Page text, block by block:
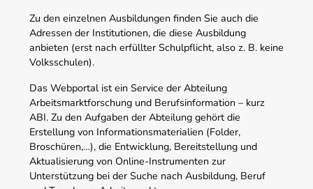
Zu den einzelnen Ausbildungen finden Sie auch die
Adressen der Institutionen, die diese Ausbildung
anbieten (erst nach erfüllter Schulpflicht, also z. B. keine
Volksschulen).
Das Webportal ist ein Service der Abteilung
Arbeitsmarktforschung und Berufsinformation – kurz
ABI. Zu den Aufgaben der Abteilung gehört die
Erstellung von Informationsmaterialien (Folder,
Broschüren,…), die Entwicklung, Bereitstellung und
Aktualisierung von Online-Instrumenten zur
Unterstützung bei der Suche nach Ausbildung, Beruf